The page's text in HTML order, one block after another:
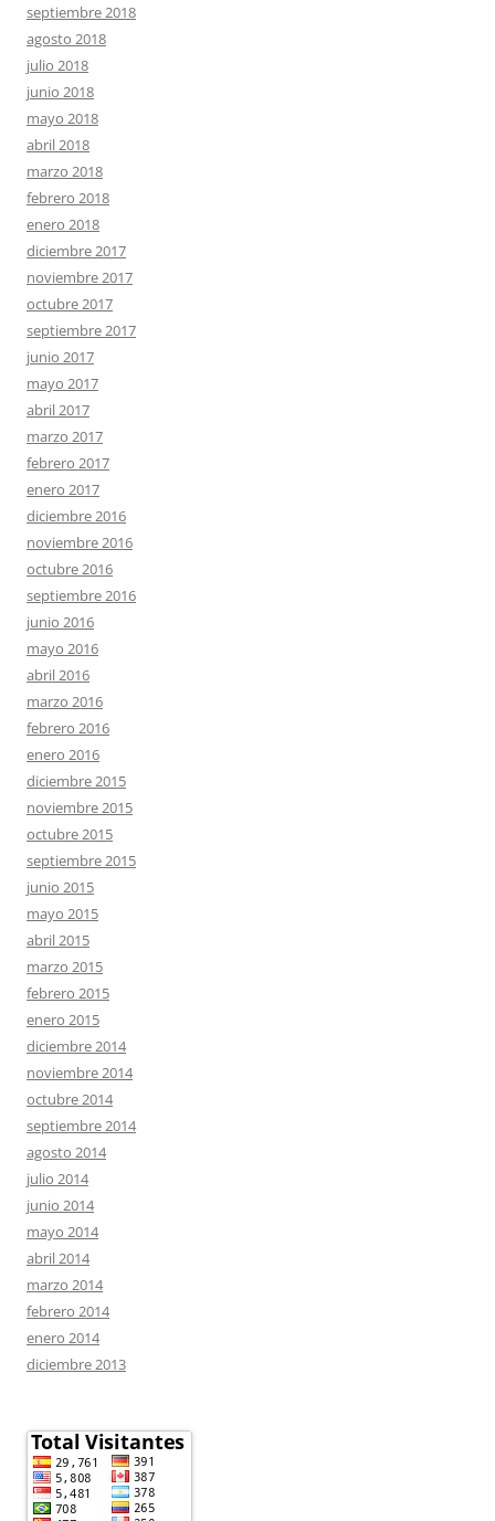
septiembre 2018
agosto 2018
julio 2018
junio 2018
mayo 2018
abril 2018
marzo 2018
febrero 2018
enero 2018
diciembre 2017
noviembre 2017
octubre 2017
septiembre 2017
junio 2017
mayo 2017
abril 2017
marzo 2017
febrero 2017
enero 2017
diciembre 2016
noviembre 2016
octubre 2016
septiembre 2016
junio 2016
mayo 2016
abril 2016
marzo 2016
febrero 2016
enero 2016
diciembre 2015
noviembre 2015
octubre 2015
septiembre 2015
junio 2015
mayo 2015
abril 2015
marzo 2015
febrero 2015
enero 2015
diciembre 2014
noviembre 2014
octubre 2014
septiembre 2014
agosto 2014
julio 2014
junio 2014
mayo 2014
abril 2014
marzo 2014
febrero 2014
enero 2014
diciembre 2013